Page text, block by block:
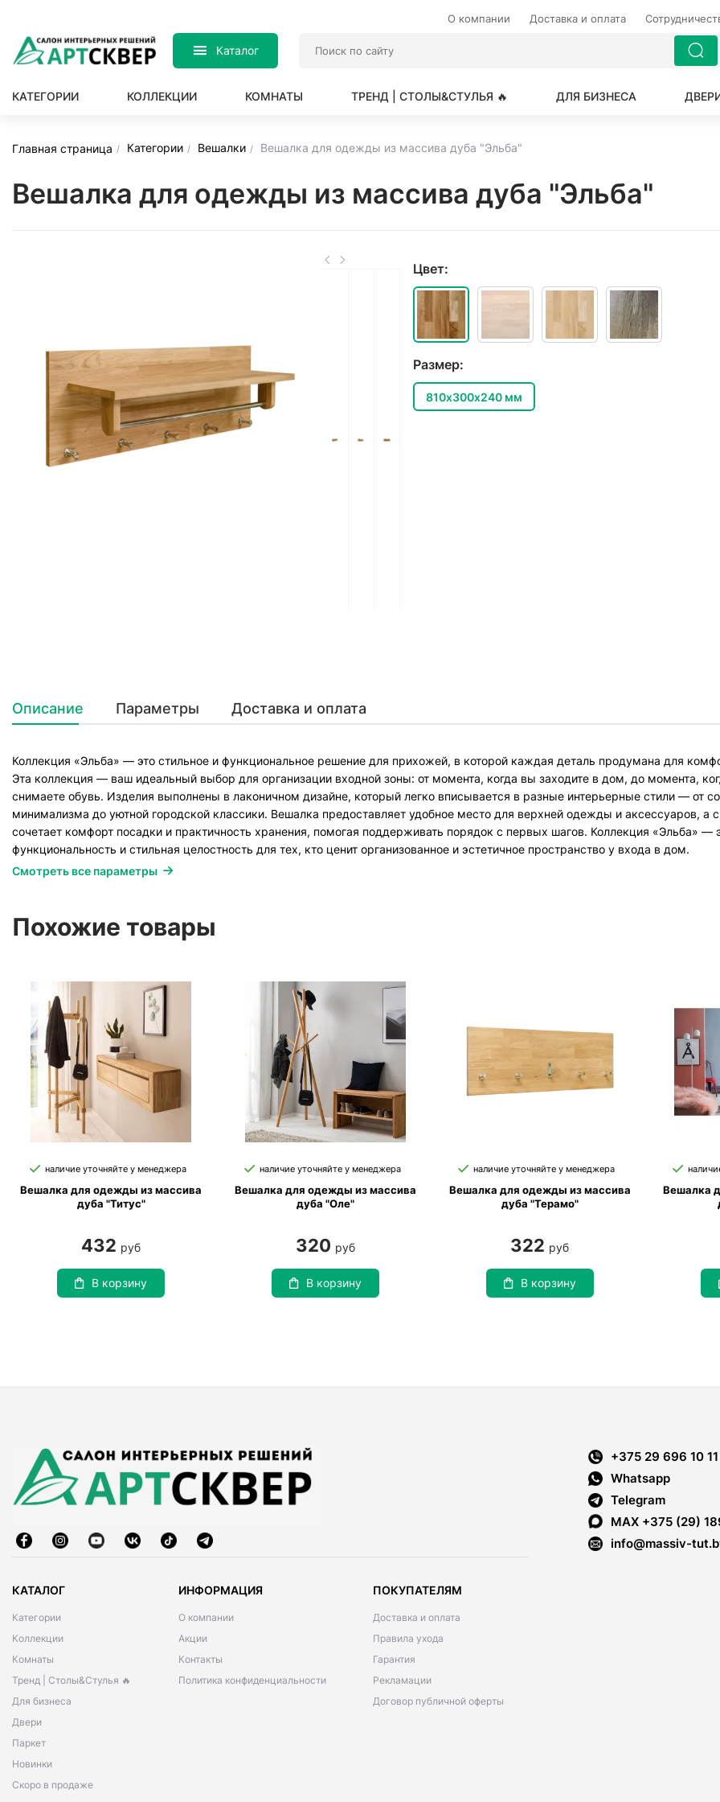
О компании Доставка и оплата
Каталог
КАТЕГОРИИ КОЛЛЕКЦИИ КОМНАТЫ ТРЕНД | СТОЛЫ&СТУЛЬЯ 🔥 ДЛЯ БИЗНЕСА
Главная страница Категории Вешалки Вешалка для одежды из массива дуба "Эльба"
Вешалка для одежды из массива дуба "Эльба"
Цвет:
Размер:
810х300х240 мм
Описание Параметры Доставка и оплата
Коллекция «Эльба» — это стильное и функциональное решение для прихожей, в которой каждая деталь продумана для
Эта коллекция — ваш идеальный выбор для организации входной зоны: от момента, когда вы заходите в дом, до момента,
снимаете обувь. Изделия выполнены в лаконичном дизайне, который легко вписывается в разные интерьерные стили — от
минимализма до уютной городской классики. Вешалка предоставляет удобное место для верхней одежды и аксессуаров, а
сочетает комфорт посадки и практичность хранения, помогая поддерживать порядок с первых шагов. Коллекция «Эльба» —
функциональность и стильная целостность для тех, кто ценит организованное и эстетичное пространство у входа в дом.
Смотреть все параметры
Похожие товары
наличие уточняйте у менеджера
Вешалка для одежды из массива
дуба "Титус"
432 руб
В корзину
наличие уточняйте у менеджера
Вешалка для одежды из массива
дуба "Оле"
320 руб
В корзину
наличие уточняйте у менеджера
Вешалка для одежды из массива
дуба "Терамо"
322 руб
В корзину
Вешалка
КАТАЛОГ
Категории
Коллекции
Комнаты
Тренд | Столы&Стулья 🔥
Для бизнеса
Двери
Паркет
Новинки
Скоро в продаже
ИНФОРМАЦИЯ
О компании
Акции
Контакты
Политика конфиденциальности
ПОКУПАТЕЛЯМ
Доставка и оплата
Правила ухода
Гарантия
Рекламации
Договор публичной оферты
+375 29 696 10 11
Whatsapp
Telegram
MAX +375 (29)
info@massiv-